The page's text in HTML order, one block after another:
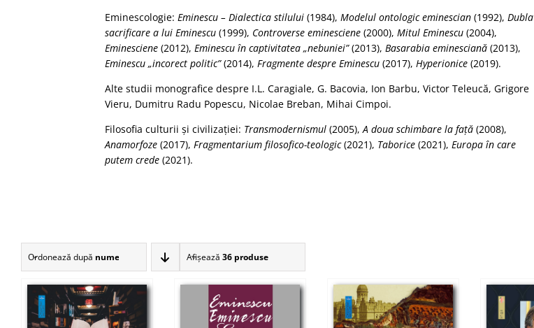
Eminescologie:Eminescu – Dialectica stilului (1984),Modelul ontologic eminescian(1992),Dubla
sacrificare a lui Eminescu (1999), Controverse eminesciene (2000),Mitul Eminescu (2004),
Eminesciene (2012),Eminescu în captivitatea „nebuniei”(2013),Basarabia eminesciană (2013),
Eminescu „incorect politic”(2014),Fragmente despre Eminescu (2017),Hyperionice (2019).
Alte studii monografice despre I.L. Caragiale, G. Bacovia, Ion Barbu, Victor Teleucă, Grigore
Vieru, Dumitru Radu Popescu, Nicolae Breban, Mihai Cimpoi.
Filosofia culturii şi civilizaţiei: Transmodernismul (2005),A doua schimbare la faţă (2008),
Anamorfoze(2017),Fragmentarium filosofico-teologic(2021), Taborice (2021),Europa în care
putem crede (2021).
Ordonează după nume Afişează 36 produse